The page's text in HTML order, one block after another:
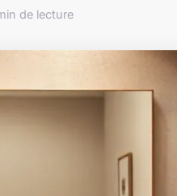
de lecture